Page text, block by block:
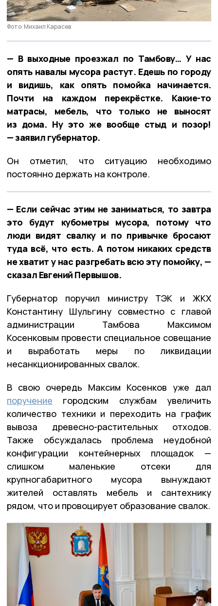
Фото: Михаил Карасев
— В выходные проезжал по Тамбову… У нас
опять навалы мусора растут. Едешь по городу
и видишь, как опять помойка начинается.
Почти на каждом перекрёстке. Какие-то
матрасы, мебель, что только не выносят
из дома. Ну это же вообще стыд и позор!
— заявил губернатор.
Он отметил, что ситуацию необходимо
постоянно держать на контроле.
— Если сейчас этим не заниматься, то завтра
это будут кубометры мусора, потому что
люди видят свалку и по привычке бросают
туда всё, что есть. А потом никаких средств
не хватит у нас разгребать всю эту помойку, —
сказал Евгений Первышов.
Губернатор поручил министру ТЭК и ЖКХ
Константину Шульгину совместно с главой
администрации Тамбова Максимом
Косенковым провести специальное совещание
и выработать меры по ликвидации
несанкционированных свалок.
В свою очередь Максим Косенков уже дал
поручение городским службам увеличить
количество техники и переходить на график
вывоза древесно-растительных отходов.
Также обсуждалась проблема неудобной
конфигурации контейнерных площадок —
слишком маленькие отсеки для
крупногабаритного мусора вынуждают
жителей оставлять мебель и сантехнику
рядом, что и провоцирует образование свалок.